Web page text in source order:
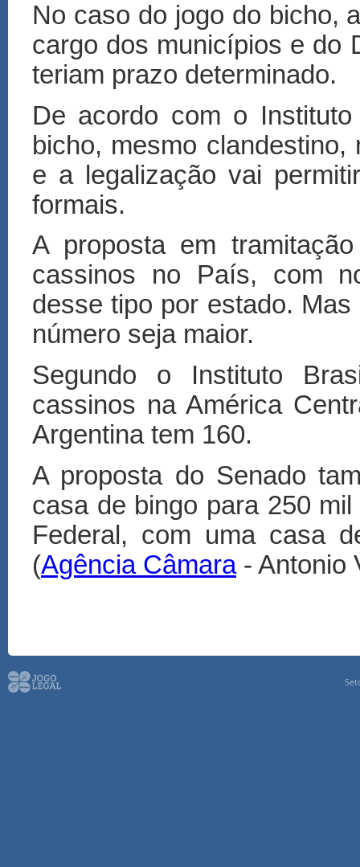
No caso do jogo do bicho,
cargo dos municípios e do
teriam prazo determinado.
De acordo com o
bicho, mesmo
e a legalização vai
formais.
A proposta em
cassinos no País, com
desse tipo por estado.
número seja maior.
Segundo o Instituto
cassinos na América
Argentina tem 160.
A proposta do Senado
casa de bingo para 250
Federal, com uma casa
(Agência Câmara- Antonio